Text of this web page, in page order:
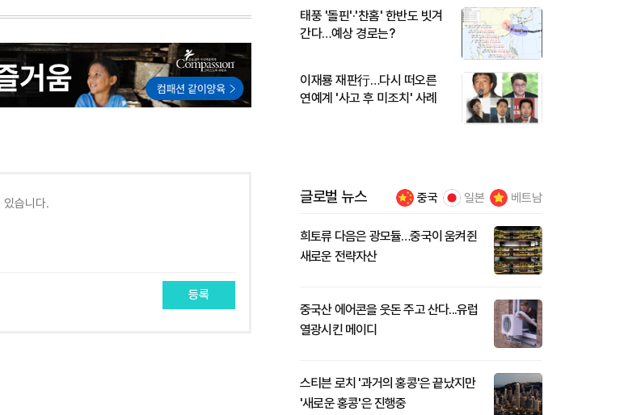
등록
태풍 '돌핀'·'찬홈' 한반도 빗겨
간다…예상 경로는?
이재룡 재판行…다시 떠오른
연예계 '사고 후 미조치' 사례
글로벌 뉴스 중국 일본 베트남
희토류 다음은 광모듈…중국이 움켜쥔
새로운 전략자산
중국산 에어콘을 웃돈 주고 산다...유럽
열광시킨 메이디
스티븐 로치 '과거의 홍콩'은 끝났지만
'새로운 홍콩'은 진행중